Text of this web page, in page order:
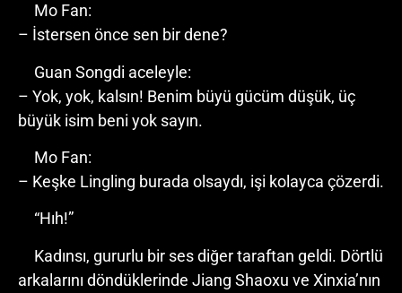
Mo Fan:
– İstersen önce sen bir dene?
Guan Songdi aceleyle:
– Yok, yok, kalsın! Benim büyü gücüm düşük, üç
büyük isim beni yok sayın.
Mo Fan:
– Keşke Lingling burada olsaydı, işi kolayca çözerdi.
“Hıh!”
Kadınsı, gururlu bir ses diğer taraftan geldi. Dörtlü
arkalarını döndüklerinde Jiang Shaoxu ve Xinxia’nın